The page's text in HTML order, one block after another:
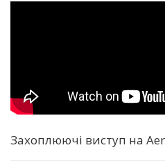
Захоплюючі виступ на